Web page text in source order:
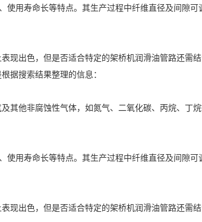
使用寿命长等特点。其生产过程中纤维直径及间隙
现出色，但是否适合特定的架桥机润滑油管路还
据搜索结果整理的信息：
其他非腐蚀性气体，如氮气、二氧化碳、丙烷、
使用寿命长等特点。其生产过程中纤维直径及间隙
现出色，但是否适合特定的架桥机润滑油管路还需